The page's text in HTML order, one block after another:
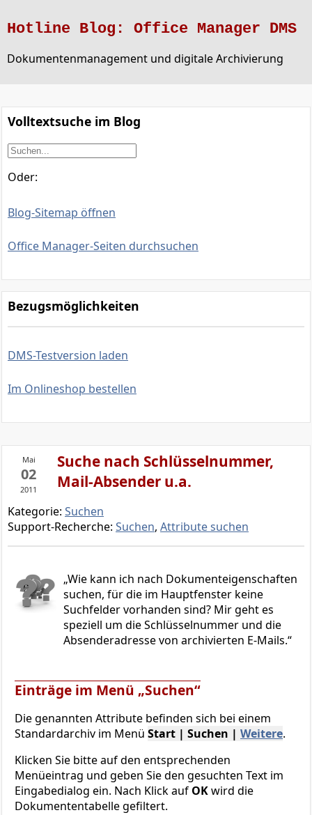
Hotline Blog: Office Manager DMS
Dokumentenmanagement und digitale Archivierung
Volltextsuche im Blog
Oder:
Blog-Sitemap öffnen
Office Manager-Seiten durchsuchen
Bezugsmöglichkeiten
DMS-Testversion laden
Im Onlineshop bestellen
Mai
02
2011
Suche nach Schlüsselnummer,
Mail-Absender u.a.
Kategorie: Suchen
Support-Recherche: Suchen, Attribute suchen
Wie kann ich nach Dokumenteigenschaften
suchen, für die im Hauptfenster keine
Suchfelder vorhanden sind? Mir geht es
speziell um die Schlüsselnummer und die
Absenderadresse von archivierten E-Mails.
Einträge im Menü „Suchen“
Die genannten Attribute befinden sich bei einem
Standardarchiv im Menü Start | Suchen | Weitere.
Klicken Sie bitte auf den entsprechenden
Menüeintrag und geben Sie den gesuchten Text im
Eingabedialog ein. Nach Klick auf OKwird die
Dokumententabelle gefiltert.